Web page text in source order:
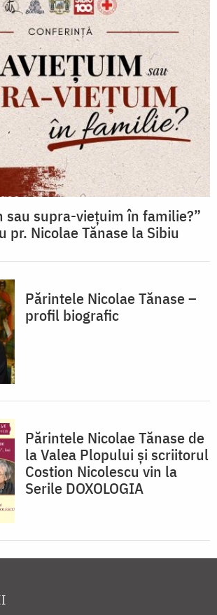
sau supra-viețuim în familie?”
pr. Nicolae Tănase la Sibiu
Părintele Nicolae Tănase –
profil biografic
Părintele Nicolae Tănase de
la Valea Plopului și scriitorul
Costion Nicolescu vin la
Serile DOXOLOGIA